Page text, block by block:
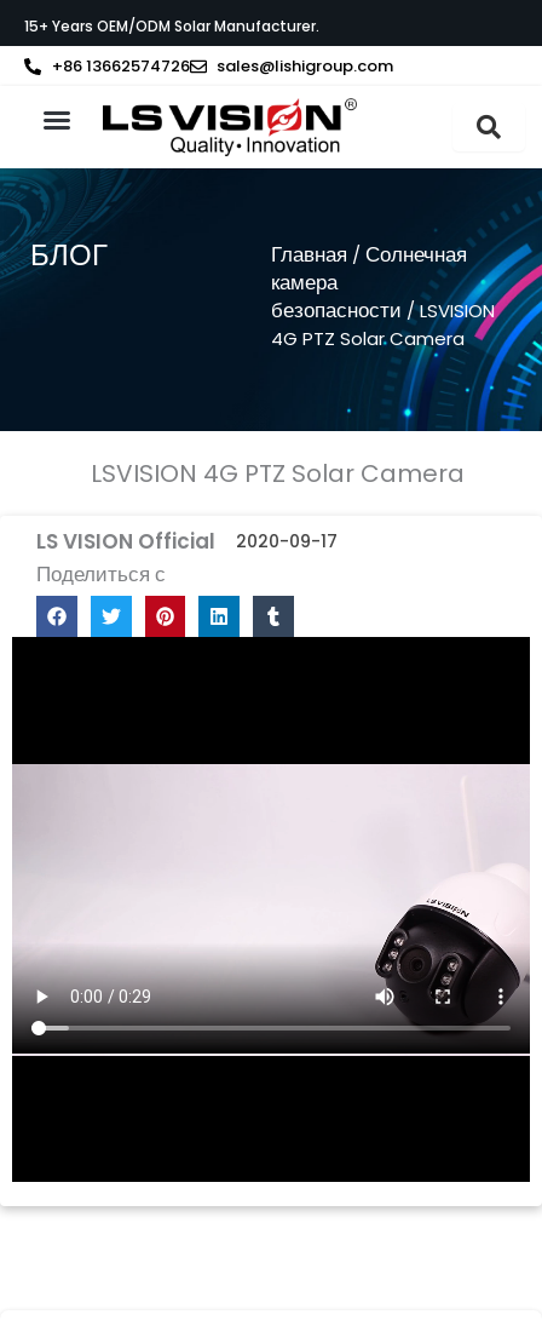
к
содержимому
15+ Years OEM/ODM Solar Manufacturer.
+86 13662574726 sales@lishigroup.com
БЛОГ Главная / Солнечная
камера
безопасности / LSVISION
4G PTZ Solar Camera
LSVISION 4G PTZ Solar Camera
LS VISION Official 2020-09-17
Поделиться с